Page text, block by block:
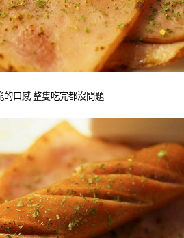
的口感 整隻吃完都沒問題